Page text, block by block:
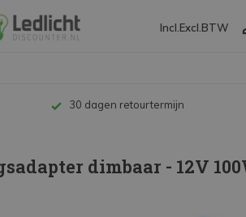
Incl. Excl. BTW
dimbaar - 12V